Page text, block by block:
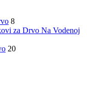
8
za Drvo Na Vodenoj
20